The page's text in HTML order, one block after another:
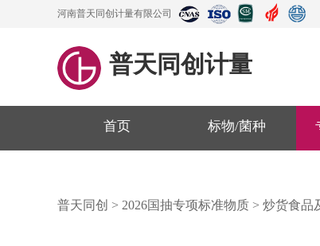
河南普天同创计量有限公司
普天同创计量
首页 标物/菌种
普天同创 > 2026国抽专项标准物质 > 炒货食品